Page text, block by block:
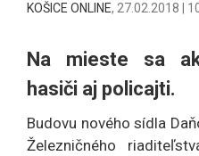
KOŠICE ONLINE, 27.02.2018 |
Na mieste sa
hasiči aj policajti.
Budovu nového sídla
Železničného